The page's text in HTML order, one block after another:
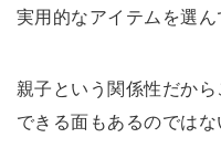
実用的なアイテムを選ん
親子という関係性だか
できる面もあるのではな